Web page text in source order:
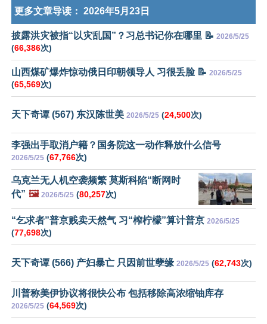
更多文章导读： 2026年5月23日
披露洪灾被指“以灾乱国”？习总书记你在哪里 📝 2026/5/25
(66,386次)
山西煤矿爆炸惊动俄日印朝领导人 习很丢脸 📝 2026/5/25
(65,569次)
天下奇谭 (567) 东汉陈世美 2026/5/25 (24,500次)
李强出手取消户籍？国务院这一动作释放什么信号
2026/5/25 (67,766次)
乌克兰无人机空袭频繁 莫斯科陷“断网时
代” 🖼️ 2026/5/25 (80,257次)
“乞求者”普京贱卖天然气 习“榨柠檬”算计普京 2026/5/25
(77,698次)
天下奇谭 (566) 产妇暴亡 只因前世孽缘 2026/5/25 (62,743次)
川普称美伊协议将很快公布 包括移除高浓缩铀库存
2026/5/25 (64,569次)